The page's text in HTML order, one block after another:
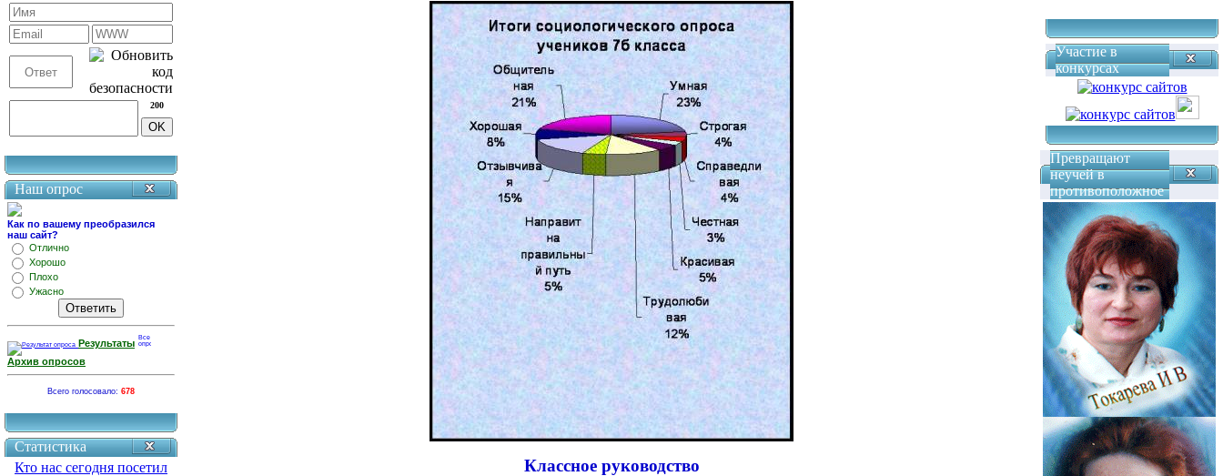
200
Наш опрос
Как по вашему преобразился
наш сайт?
Отлично
Хорошо
Плохо
Ужасно
Результаты
Архив опросов
Всего голосовало: 678
Статистика
Кто нас сегодня посетил
Классное руководство
Участие в
конкурсах
Превращают
неучей в
противоположное